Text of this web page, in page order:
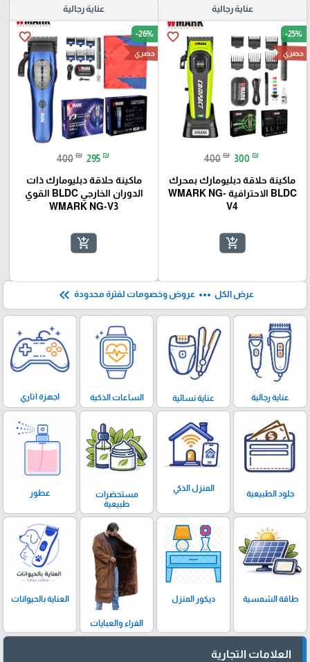
عناية رجالية
favorite_border -25%
حصري
400 ₪ 300 ₪
ماكينة حلاقة دبليومارك بمحرك
BLDC الاحترافية WMARK NG-
V4
add_shopping_cart
عناية رجالية
favorite_border -26%
حصري
400 ₪ 295 ₪
ماكينة حلاقة دبليومارك ذات
الدوران الخارجي BLDC القوي
WMARK NG-V3
add_shopping_cart
عرض الكل more_horiz عروض وخصومات لفترة محدودة keyboard_double_arrow_left
عناية رجالية عناية نسائية الساعات الذكية اجهزة اتاري
جلود الطبيعية
المنزل الذكي
مستحضرات
طبيعية
عطور
طاقة الشمسية ديكور المنزل
الفراء والعبايات
العناية بالحيوانات
العلامات التجارية